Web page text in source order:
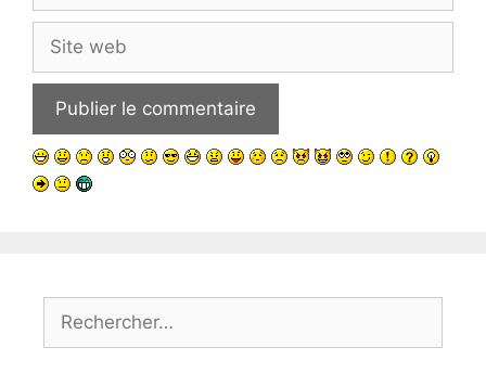
Site
web
Rechercher :